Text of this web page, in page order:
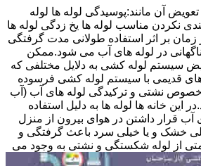
آن مانند:پوسیدگی لوله ها لوله
نکردن مناسب لوله ها یخ زدگی لوله ها
زمان بر اثر استفاده طولانی مدت گرفتگی
در لوله های آب می شود.ممکن
سیستم لوله کشی به دلایل مختلفی که
های قدیمی با سیستم لوله کشی فرسوده
خصوص نشتی و ترکیدگی لوله های آب (آب
خانه ها لوله ها به دلیل استفاده
آب قرار داشتن در هوای بیرون از منزل
خشک و یا خیلی سرد باعث گرفتگی و
از لوله شکستگی و نشتی به وجود می